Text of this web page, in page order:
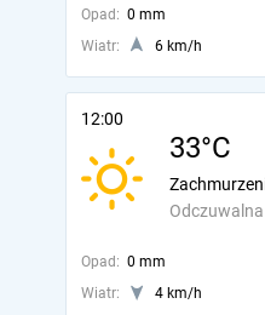
Opad: 0 mm
Wiatr:
6 km/h
12:00
33°C
Odczuwalna
Opad: 0 mm
Wiatr:
4 km/h